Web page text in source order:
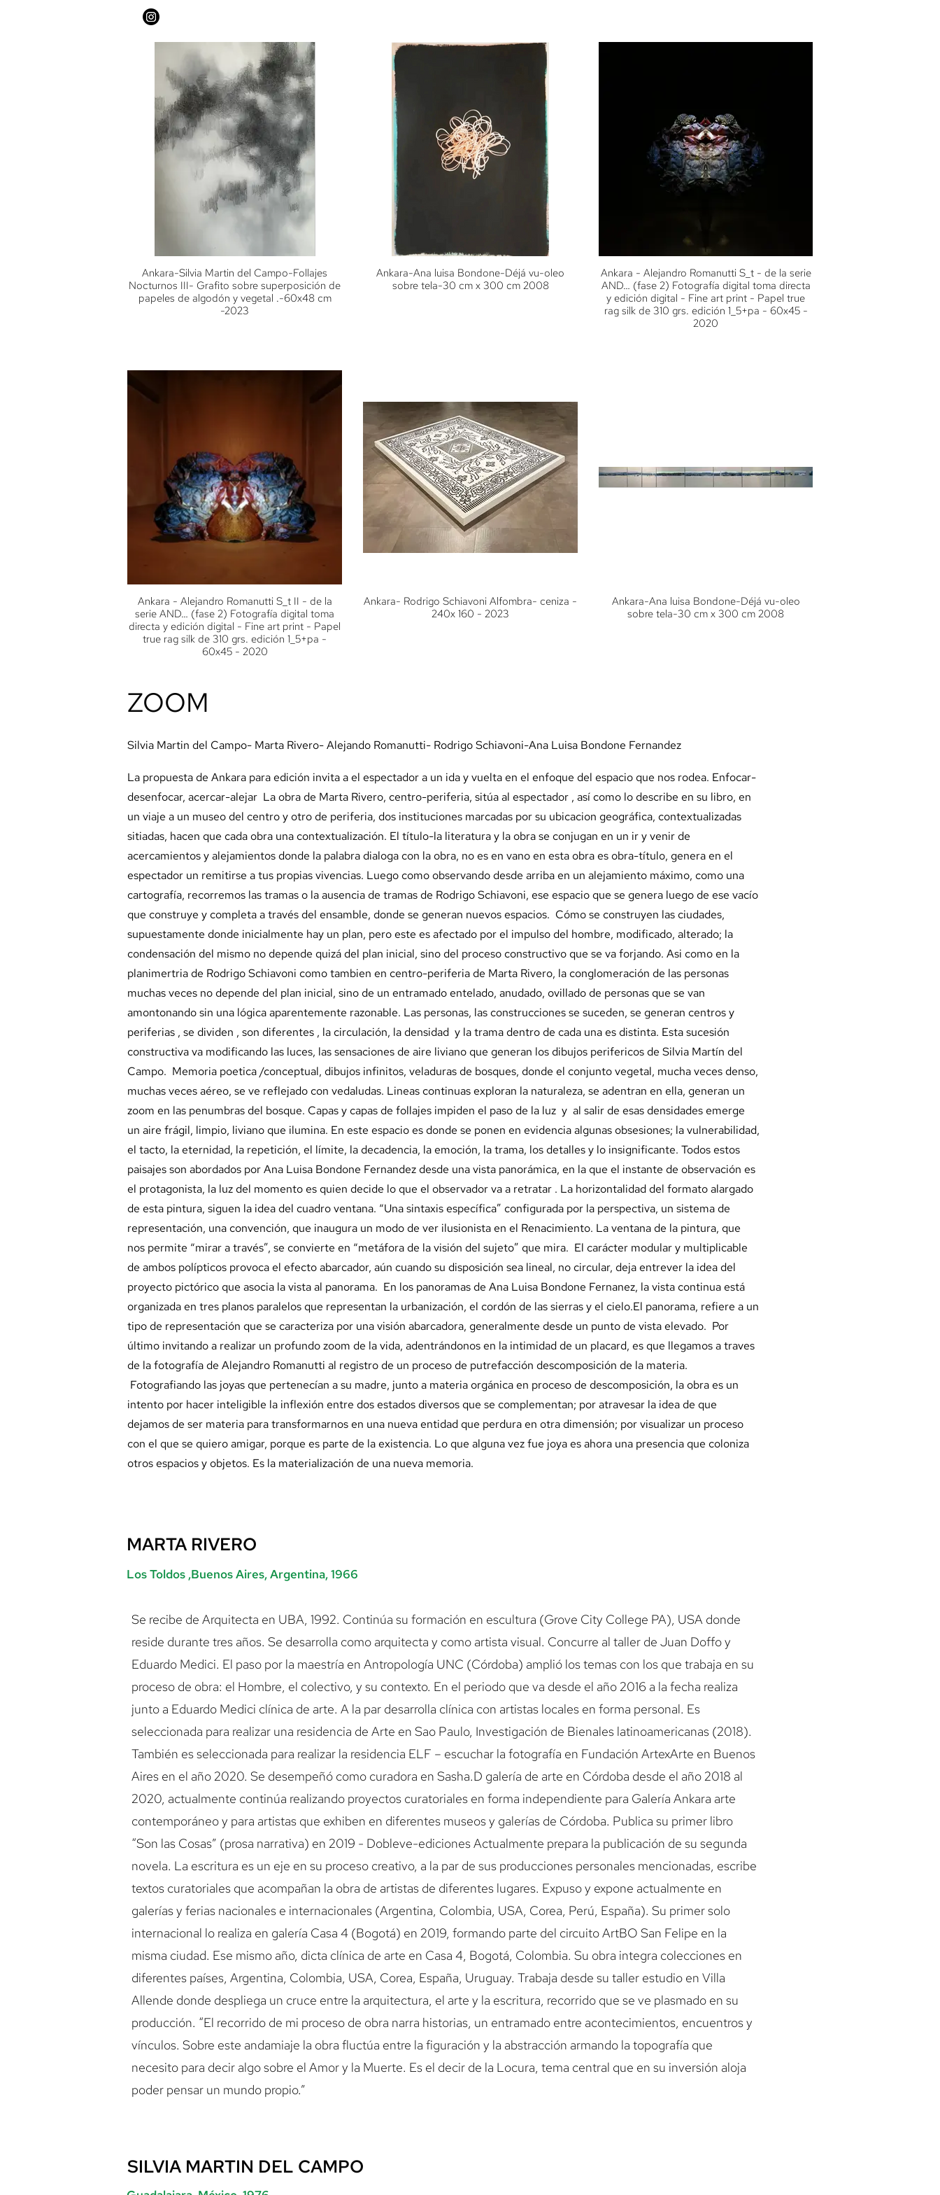
Ankara-Silvia Martin del Campo-Follajes
Nocturnos III- Grafito sobre superposición de
papeles de algodón y vegetal .-60x48 cm
-2023
Ankara-Ana luisa Bondone-Déjá vu-oleo
sobre tela-30 cm x 300 cm 2008
Ankara - Alejandro Romanutti S_t - de la serie
AND… (fase 2) Fotografía digital toma directa
y edición digital - Fine art print - Papel true
rag silk de 310 grs. edición 1_5+pa - 60x45 -
2020
Ankara - Alejandro Romanutti S_t II - de la
serie AND… (fase 2) Fotografía digital toma
directa y edición digital - Fine art print - Papel
true rag silk de 310 grs. edición 1_5+pa -
60x45 - 2020
Ankara- Rodrigo Schiavoni Alfombra- ceniza -
240x 160 - 2023
Ankara-Ana luisa Bondone-Déjá vu-oleo
sobre tela-30 cm x 300 cm 2008
ZOOM
Silvia Martin del Campo- Marta Rivero- Alejando Romanutti- Rodrigo Schiavoni-Ana Luisa Bondone Fernandez
La propuesta de Ankara para edición invita a el espectador a un ida y vuelta en el enfoque del espacio que nos rodea. Enfocar-
desenfocar, acercar-alejar La obra de Marta Rivero, centro-periferia, sitúa al espectador , así como lo describe en su libro, en
un viaje a un museo del centro y otro de periferia, dos instituciones marcadas por su ubicacion geográfica, contextualizadas
sitiadas, hacen que cada obra una contextualización. El título-la literatura y la obra se conjugan en un ir y venir de
acercamientos y alejamientos donde la palabra dialoga con la obra, no es en vano en esta obra es obra-título, genera en el
espectador un remitirse a tus propias vivencias. Luego como observando desde arriba en un alejamiento máximo, como una
cartografía, recorremos las tramas o la ausencia de tramas de Rodrigo Schiavoni, ese espacio que se genera luego de ese vacío
que construye y completa a través del ensamble, donde se generan nuevos espacios. Cómo se construyen las ciudades,
supuestamente donde inicialmente hay un plan, pero este es afectado por el impulso del hombre, modificado, alterado; la
condensación del mismo no depende quizá del plan inicial, sino del proceso constructivo que se va forjando. Asi como en la
planimertria de Rodrigo Schiavoni como tambien en centro-periferia de Marta Rivero, la conglomeración de las personas
muchas veces no depende del plan inicial, sino de un entramado entelado, anudado, ovillado de personas que se van
amontonando sin una lógica aparentemente razonable. Las personas, las construcciones se suceden, se generan centros y
periferias , se dividen , son diferentes , la circulación, la densidad y la trama dentro de cada una es distinta. Esta sucesión
constructiva va modificando las luces, las sensaciones de aire liviano que generan los dibujos perifericos de Silvia Martín del
Campo. Memoria poetica /conceptual, dibujos infinitos, veladuras de bosques, donde el conjunto vegetal, mucha veces denso,
muchas veces aéreo, se ve reflejado con vedaludas. Lineas continuas exploran la naturaleza, se adentran en ella, generan un
zoom en las penumbras del bosque. Capas y capas de follajes impiden el paso de la luz y al salir de esas densidades emerge
un aire frágil, limpio, liviano que ilumina. En este espacio es donde se ponen en evidencia algunas obsesiones; la vulnerabilidad,
el tacto, la eternidad, la repetición, el límite, la decadencia, la emoción, la trama, los detalles y lo insignificante. Todos estos
paisajes son abordados por Ana Luisa Bondone Fernandez desde una vista panorámica, en la que el instante de observación es
el protagonista, la luz del momento es quien decide lo que el observador va a retratar . La horizontalidad del formato alargado
de esta pintura, siguen la idea del cuadro ventana. “Una sintaxis específica” configurada por la perspectiva, un sistema de
representación, una convención, que inaugura un modo de ver ilusionista en el Renacimiento. La ventana de la pintura, que
nos permite “mirar a través”, se convierte en “metáfora de la visión del sujeto” que mira. El carácter modular y multiplicable
de ambos polípticos provoca el efecto abarcador, aún cuando su disposición sea lineal, no circular, deja entrever la idea del
proyecto pictórico que asocia la vista al panorama. En los panoramas de Ana Luisa Bondone Fernanez, la vista continua está
organizada en tres planos paralelos que representan la urbanización, el cordón de las sierras y el cielo.El panorama, refiere a un
tipo de representación que se caracteriza por una visión abarcadora, generalmente desde un punto de vista elevado. Por
último invitando a realizar un profundo zoom de la vida, adentrándonos en la intimidad de un placard, es que llegamos a traves
de la fotografía de Alejandro Romanutti al registro de un proceso de putrefacción descomposición de la materia.
Fotografiando las joyas que pertenecían a su madre, junto a materia orgánica en proceso de descomposición, la obra es un
intento por hacer inteligible la inflexión entre dos estados diversos que se complementan; por atravesar la idea de que
dejamos de ser materia para transformarnos en una nueva entidad que perdura en otra dimensión; por visualizar un proceso
con el que se quiero amigar, porque es parte de la existencia. Lo que alguna vez fue joya es ahora una presencia que coloniza
otros espacios y objetos. Es la materialización de una nueva memoria.
MARTA RIVERO
Los Toldos ,Buenos Aires, Argentina, 1966
Se recibe de Arquitecta en UBA, 1992. Continúa su formación en escultura (Grove City College PA), USA donde
reside durante tres años. Se desarrolla como arquitecta y como artista visual. Concurre al taller de Juan Doffo y
Eduardo Medici. El paso por la maestría en Antropología UNC (Córdoba) amplió los temas con los que trabaja en su
proceso de obra: el Hombre, el colectivo, y su contexto. En el periodo que va desde el año 2016 a la fecha realiza
junto a Eduardo Medici clínica de arte. A la par desarrolla clínica con artistas locales en forma personal. Es
seleccionada para realizar una residencia de Arte en Sao Paulo, Investigación de Bienales latinoamericanas (2018).
También es seleccionada para realizar la residencia ELF – escuchar la fotografía en Fundación ArtexArte en Buenos
Aires en el año 2020. Se desempeñó como curadora en Sasha.D galería de arte en Córdoba desde el año 2018 al
2020, actualmente continúa realizando proyectos curatoriales en forma independiente para Galería Ankara arte
contemporáneo y para artistas que exhiben en diferentes museos y galerías de Córdoba. Publica su primer libro
“Son las Cosas” (prosa narrativa) en 2019 - Dobleve-ediciones Actualmente prepara la publicación de su segunda
novela. La escritura es un eje en su proceso creativo, a la par de sus producciones personales mencionadas, escribe
textos curatoriales que acompañan la obra de artistas de diferentes lugares. Expuso y expone actualmente en
galerías y ferias nacionales e internacionales (Argentina, Colombia, USA, Corea, Perú, España). Su primer solo
internacional lo realiza en galería Casa 4 (Bogotá) en 2019, formando parte del circuito ArtBO San Felipe en la
misma ciudad. Ese mismo año, dicta clínica de arte en Casa 4, Bogotá, Colombia. Su obra integra colecciones en
diferentes países, Argentina, Colombia, USA, Corea, España, Uruguay. Trabaja desde su taller estudio en Villa
Allende donde despliega un cruce entre la arquitectura, el arte y la escritura, recorrido que se ve plasmado en su
producción. “El recorrido de mi proceso de obra narra historias, un entramado entre acontecimientos, encuentros y
vínculos. Sobre este andamiaje la obra fluctúa entre la figuración y la abstracción armando la topografía que
necesito para decir algo sobre el Amor y la Muerte. Es el decir de la Locura, tema central que en su inversión aloja
poder pensar un mundo propio.”
SILVIA MARTIN DEL CAMPO